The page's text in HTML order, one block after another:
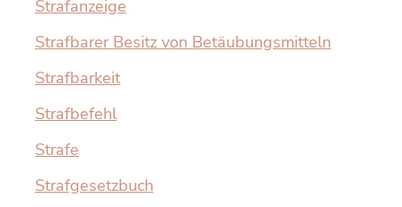
Strafanzeige
Strafbarer Besitz von Betäubungsmitteln
Strafbarkeit
Strafbefehl
Strafe
Strafgesetzbuch